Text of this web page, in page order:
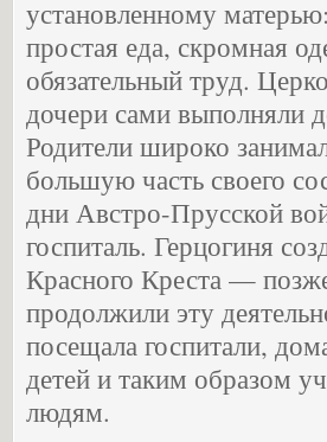
установленному
простая еда, скромная
обязательный труд.
дочери сами
Родители широко
большую часть своего
дни Австро-Прусской
госпиталь. Герцогиня
Красного Креста —
продолжили эту
посещала госпитали,
детей и таким образом
людям.